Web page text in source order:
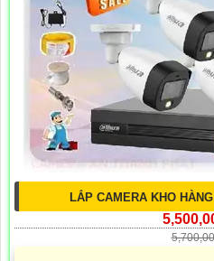
LẮP CAMERA KHO